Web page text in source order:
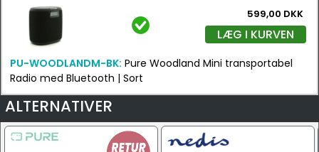
599,00 DKK
LÆG I KURVEN
PU-WOODLANDM-BK: Pure Woodland Mini transportabel
Radio med Bluetooth | Sort
ALTERNATIVER